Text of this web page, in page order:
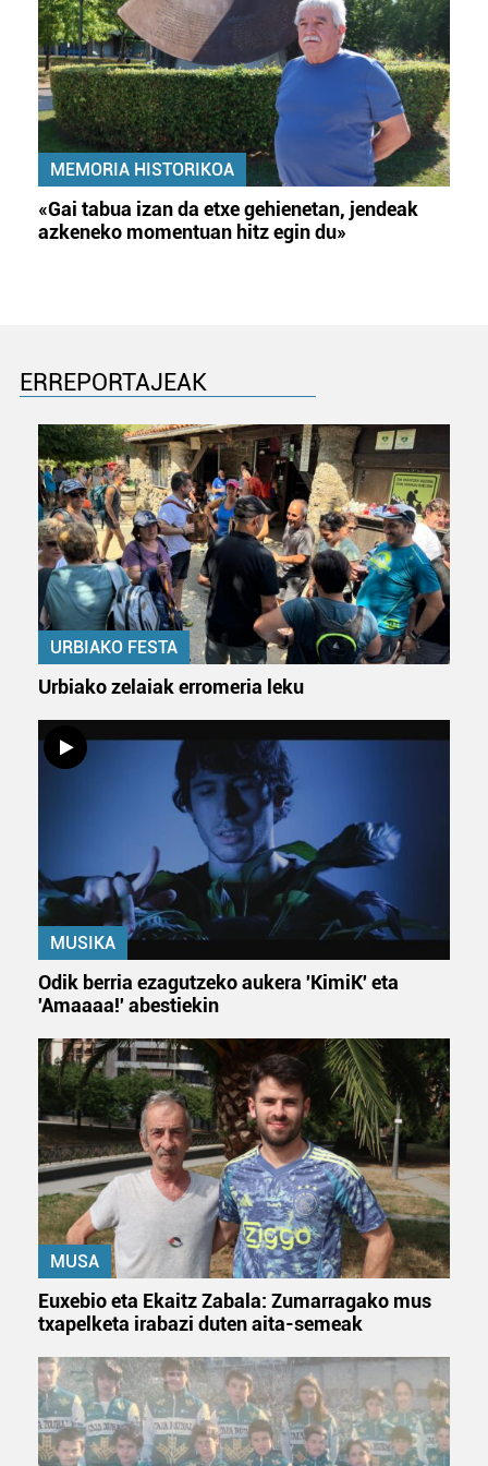
MEMORIA HISTORIKOA
«Gai tabua izan da etxe gehienetan, jendeak
azkeneko momentuan hitz egin du»
ERREPORTAJEAK
URBIAKO FESTA
Urbiako zelaiak erromeria leku
MUSIKA
Odik berria ezagutzeko aukera 'KimiK' eta
'Amaaaa!' abestiekin
MUSA
Euxebio eta Ekaitz Zabala: Zumarragako mus
txapelketa irabazi duten aita-semeak